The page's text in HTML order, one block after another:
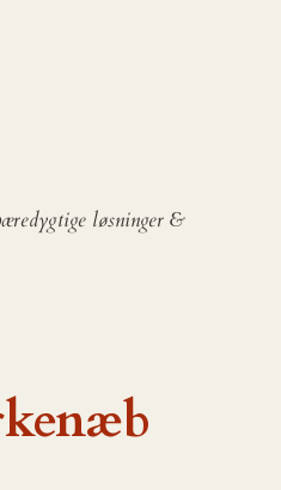
løsninger &